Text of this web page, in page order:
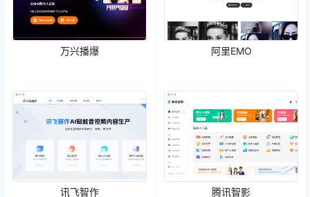
万兴播爆 阿里EMO
讯飞智作 腾讯智影